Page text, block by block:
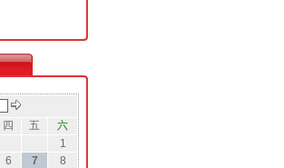
四 五
六
1
6 7
8